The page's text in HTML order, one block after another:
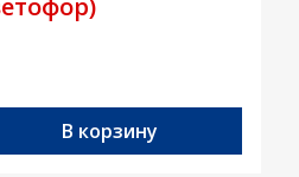
В корзину